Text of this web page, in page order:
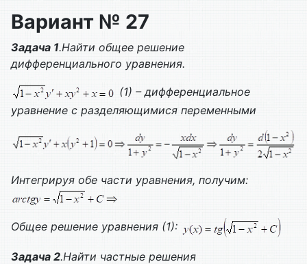
Вариант № 27
Задача 1.Найти общее решение
дифференциального уравнения.
(1) – дифференциальное
уравнение с разделяющимися переменными
Интегрируя обе части уравнения, получим:
Общее решение уравнения (1):
Задача 2.Найти частные решения